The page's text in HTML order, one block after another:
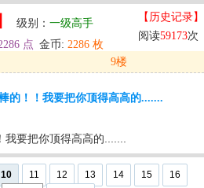
级别： 一级高手
点 金币: 2286 枚
【历史记录】
阅读59173次
9楼
的！！我要把你顶得高高的.......
要把你顶得高高的.......
10 11 12 13 14 15
16